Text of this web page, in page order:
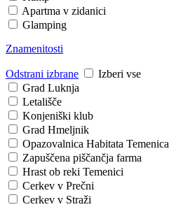
Apartma v zidanici
Glamping
Znamenitosti
Odstrani izbrane
Izberi vse
Grad Luknja
Letališče
Konjeniški klub
Grad Hmeljnik
Opazovalnica Habitata Temenica
Zapuščena piščančja farma
Hrast ob reki Temenici
Cerkev v Prečni
Cerkev v Straži